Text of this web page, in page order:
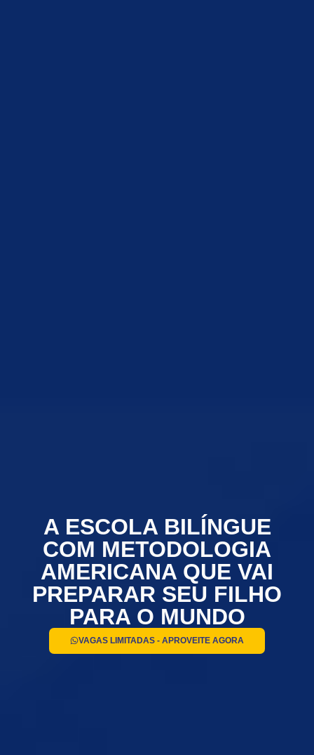
A ESCOLA BILÍNGUE
COM METODOLOGIA
AMERICANA QUE VAI
PREPARAR SEU FILHO
PARA O MUNDO
VAGAS LIMITADAS - APROVEITE AGORA